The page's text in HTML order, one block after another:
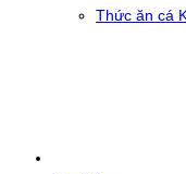
Thức ăn cá